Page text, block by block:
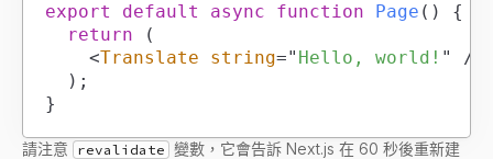
export
default async function Page ( )
{
return
(
<Translate string=" Hello, world! "
/>
) ;
}
請注意 revalidate 變數，它會告訴 Next.js 在 60 秒後重新建